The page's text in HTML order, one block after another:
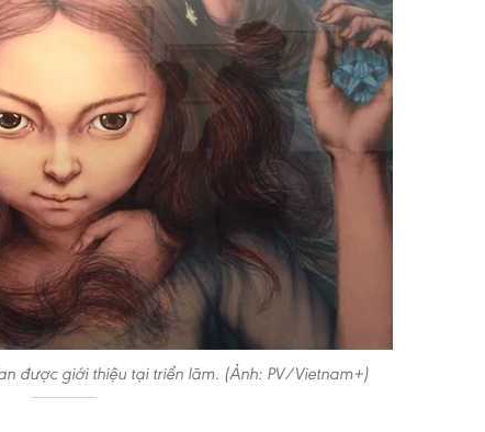
được giới thiệu tại triển lãm. (Ảnh: PV/Vietnam+)